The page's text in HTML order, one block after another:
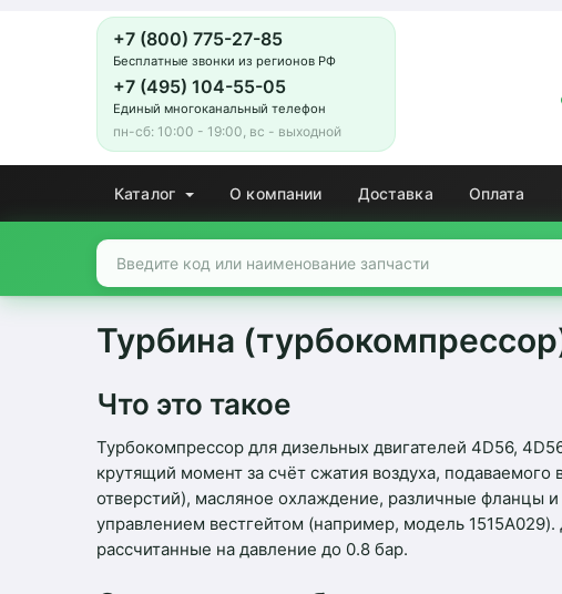
+7 (800) 775-27-85
Бесплатные звонки из регионов РФ
+7 (495) 104-55-05
Единый многоканальный телефон
пн-сб: 10:00 - 19:00, вс - выходной
Каталог О компании Доставка Оплата
Турбина
Что это такое
Турбокомпрессор для дизельных двигателей 4D56,
крутящий момент за счёт сжатия воздуха,
отверстий), масляное охлаждение, различные фланцы
управлением вестгейтом (например, модель
рассчитанные на давление до 0.8 бар.